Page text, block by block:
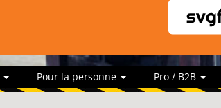
Pour la personne Pro / B2B